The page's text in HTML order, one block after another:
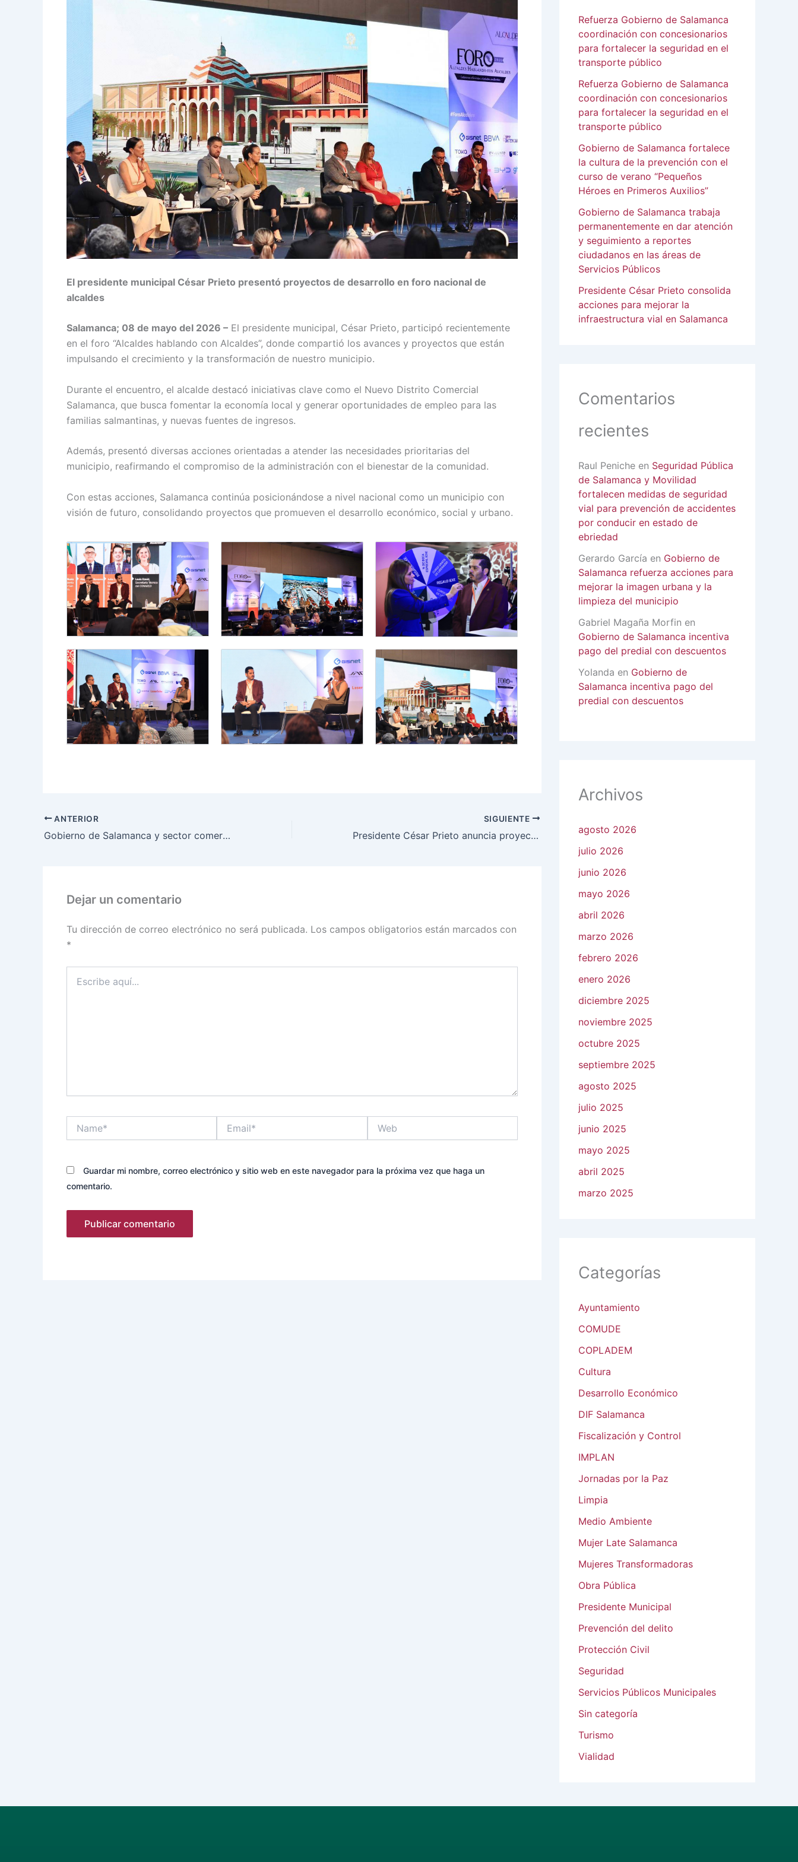
El presidente municipal César Prieto presentó proyectos de desarrollo en foro nacional de
alcaldes
Salamanca; 08 de mayo del 2026 – El presidente municipal, César Prieto, participó recientemente
en el foro “Alcaldes hablando con Alcaldes”, donde compartió los avances y proyectos que están
impulsando el crecimiento y la transformación de nuestro municipio.
Durante el encuentro, el alcalde destacó iniciativas clave como el Nuevo Distrito Comercial
Salamanca, que busca fomentar la economía local y generar oportunidades de empleo para las
familias salmantinas, y nuevas fuentes de ingresos.
Además, presentó diversas acciones orientadas a atender las necesidades prioritarias del
municipio, reafirmando el compromiso de la administración con el bienestar de la comunidad.
Con estas acciones, Salamanca continúa posicionándose a nivel nacional como un municipio con
visión de futuro, consolidando proyectos que promueven el desarrollo económico, social y urbano.
ANTERIOR
Gobierno de Salamanca y sector comercial coordinan esfuerzos para reforzar la prevención
SIGUIENTE
Presidente César Prieto anuncia proyecto de nuevo Corralón Municipal
Dejar un comentario
Tu dirección de correo electrónico no será publicada. Los campos obligatorios están marcados con
*
aquí...
Guardar mi nombre, correo electrónico y sitio web en este navegador para la próxima vez que haga un
comentario.
Refuerza Gobierno de Salamanca
coordinación con concesionarios
para fortalecer la seguridad en el
transporte público
Refuerza Gobierno de Salamanca
coordinación con concesionarios
para fortalecer la seguridad en el
transporte público
Gobierno de Salamanca fortalece
la cultura de la prevención con el
curso de verano “Pequeños
Héroes en Primeros Auxilios”
Gobierno de Salamanca trabaja
permanentemente en dar atención
y seguimiento a reportes
ciudadanos en las áreas de
Servicios Públicos
Presidente César Prieto consolida
acciones para mejorar la
infraestructura vial en Salamanca
Comentarios
recientes
Raul Peniche en Seguridad Pública
de Salamanca y Movilidad
fortalecen medidas de seguridad
vial para prevención de accidentes
por conducir en estado de
ebriedad
Gerardo García en Gobierno de
Salamanca refuerza acciones para
mejorar la imagen urbana y la
limpieza del municipio
Gabriel Magaña Morfin en
Gobierno de Salamanca incentiva
pago del predial con descuentos
Yolanda en Gobierno de
Salamanca incentiva pago del
predial con descuentos
Archivos
agosto 2026
julio 2026
junio 2026
mayo 2026
abril 2026
marzo 2026
febrero 2026
enero 2026
diciembre 2025
noviembre 2025
octubre 2025
septiembre 2025
agosto 2025
julio 2025
junio 2025
mayo 2025
abril 2025
marzo 2025
Categorías
Ayuntamiento
COMUDE
COPLADEM
Cultura
Desarrollo Económico
DIF Salamanca
Fiscalización y Control
IMPLAN
Jornadas por la Paz
Limpia
Medio Ambiente
Mujer Late Salamanca
Mujeres Transformadoras
Obra Pública
Presidente Municipal
Prevención del delito
Protección Civil
Seguridad
Servicios Públicos Municipales
Sin categoría
Turismo
Vialidad